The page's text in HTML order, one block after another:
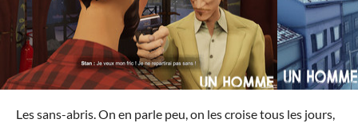
Les sans-abris. On en parle peu, on les croise tous les jours,